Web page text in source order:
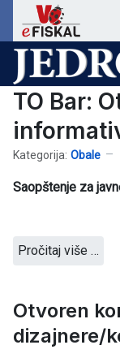
TO Bar:
Kategorija: Obale
Saopštenje za
Pročitaj više …
Otvoren
dizajnere/